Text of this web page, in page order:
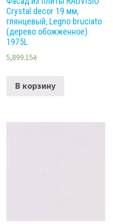
Crystal decor 19 мм,
глянцевый, Legno bruciato
(дерево обожженное)
1975L
5,899.15₴
В корзину